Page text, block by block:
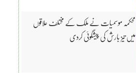
محکمہ موسمیات نے ملک کے مختلف علاقوں
میں تیز بارش کی پیشگوئی کردی